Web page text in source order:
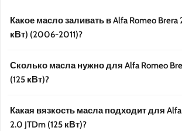
Какое масло заливать в Alfa Romeo Brera
кВт) (2006-2011)?
Сколько масла нужно для Alfa Romeo
(125 кВт)?
Какая вязкость масла подходит для Alfa
2.0 JTDm (125 кВт)?